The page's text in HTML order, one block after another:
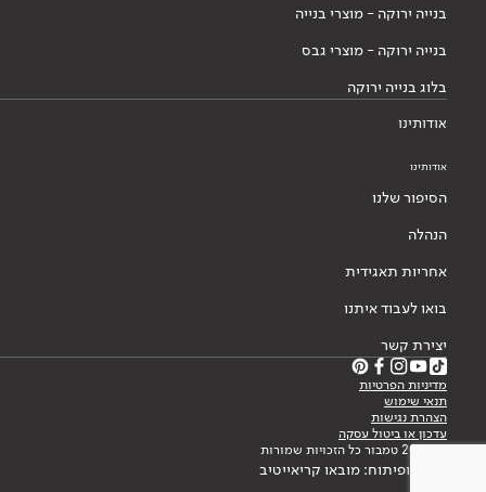
בנייה ירוקה - מוצרי בנייה
בנייה ירוקה - מוצרי גבס
בלוג בנייה ירוקה
אודותינו
אודותינו
הסיפור שלנו
הנהלה
אחריות תאגידית
בואו לעבוד איתנו
יצירת קשר
מדיניות הפרטיות
תנאי שימוש
הצהרת נגישות
עדכון או ביטול עסקה
© 2026 טמבור כל הזכויות שמורות
עיצוב ופיתוח: מובאו קריאייטיב